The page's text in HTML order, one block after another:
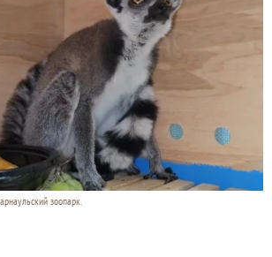
зоопарк.